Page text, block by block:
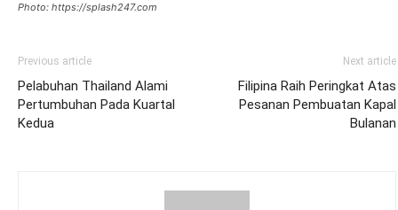
Photo: https://splash247.com
Previous article
Pelabuhan Thailand Alami
Pertumbuhan Pada Kuartal
Kedua
Next article
Filipina Raih Peringkat Atas
Pesanan Pembuatan Kapal
Bulanan